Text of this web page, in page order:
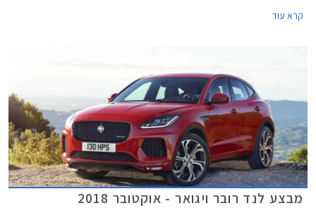
קרא עוד
מבצע לנד רובר ויגואר - אוקטובר 2018